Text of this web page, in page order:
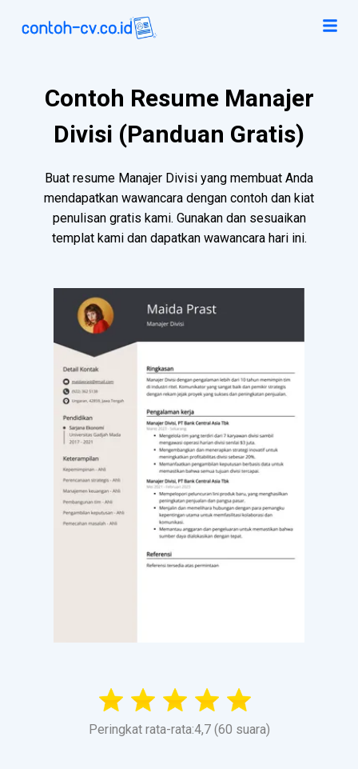
Contoh Resume Manajer
Divisi (Panduan Gratis)
Buat resume Manajer Divisi yang membuat Anda
mendapatkan wawancara dengan contoh dan kiat
penulisan gratis kami. Gunakan dan sesuaikan
templat kami dan dapatkan wawancara hari ini.
Peringkat rata-rata:4,7 (60 suara)